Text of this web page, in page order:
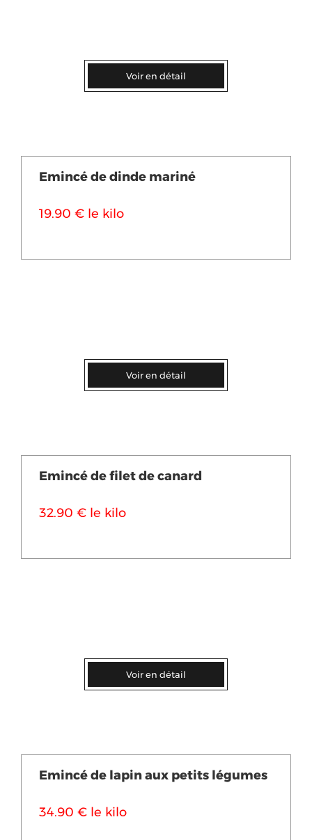
Voir en détail
Emincé de dinde mariné
19.90 € le kilo
Voir en détail
Emincé de filet de canard
32.90 € le kilo
Voir en détail
Emincé de lapin aux petits légumes
34.90 € le kilo